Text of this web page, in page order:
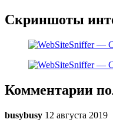
Скриншоты
Комментарии
busybusy 12 августа 2019